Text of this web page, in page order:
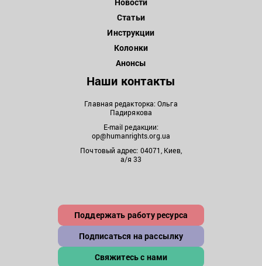
Статьи
Инструкции
Колонки
Анонсы
Наши контакты
Главная редакторка: Ольга
Падирякова
E-mail редакции:
op@humanrights.org.ua
Почтовый адрес: 04071, Киев,
а/я 33
Поддержать работу ресурса
Подписаться на рассылку
Свяжитесь с нами